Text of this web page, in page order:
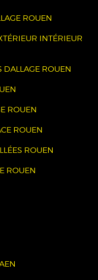
ROUEN
INTÉRIEUR
DALLAGE ROUEN
ROUEN
ROUEN
ROUEN
ROUEN